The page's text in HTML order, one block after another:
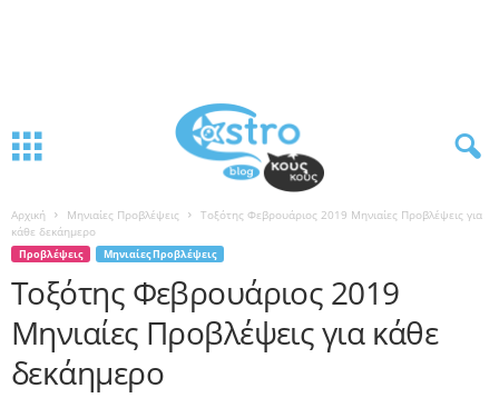
Αρχική Μηνιαίες Προβλέψεις
Τοξότης Φεβρουάριος 2019 Μηνιαίες Προβλέψεις για
κάθε δεκάημερο
Προβλέψεις Μηνιαίες Προβλέψεις
Τοξότης Φεβρουάριος 2019
Μηνιαίες Προβλέψεις για κάθε
δεκάημερο